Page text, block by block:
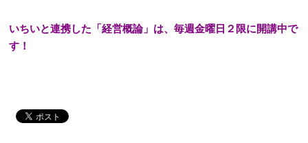
いちいと連携した「経営概論」は、毎週金曜日２限に開講中で
す！